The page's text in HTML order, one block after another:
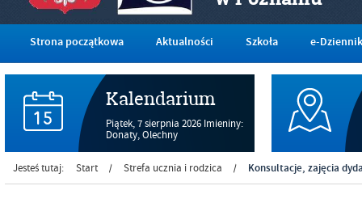
Strona początkowa Aktualności Szkoła e-Dziennik
Kalendarium
Piątek,7 sierpnia 2026 Imieniny:
Donaty, Olechny
Jesteś tutaj: Start / Strefa ucznia i rodzica / Konsultacje, zajęcia